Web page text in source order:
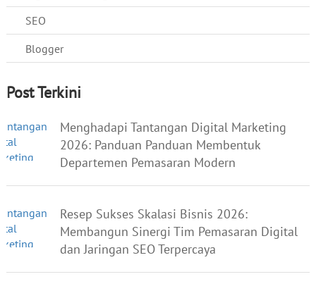
SEO
Blogger
Post Terkini
Menghadapi Tantangan Digital Marketing
2026: Panduan Panduan Membentuk
Departemen Pemasaran Modern
Resep Sukses Skalasi Bisnis 2026:
Membangun Sinergi Tim Pemasaran Digital
dan Jaringan SEO Terpercaya